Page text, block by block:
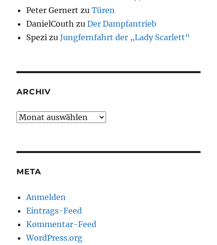
Peter Gernert zuTüren
DanielCouth zuDer Dampfantrieb
Spezi zuJungfernfahrt der „Lady Scarlett“
ARCHIV
Archiv
META
Anmelden
Eintrags-Feed
Kommentar-Feed
WordPress.org